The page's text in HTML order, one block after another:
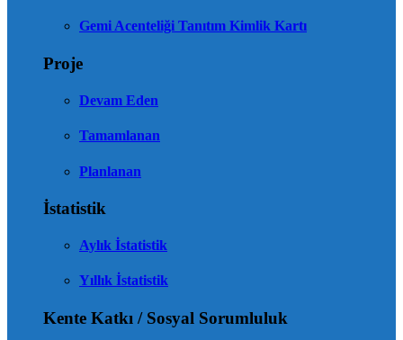
Gemi Acenteliği Tanıtım Kimlik Kartı
Proje
Devam Eden
Tamamlanan
Planlanan
İstatistik
Aylık İstatistik
Yıllık İstatistik
Kente Katkı / Sosyal Sorumluluk